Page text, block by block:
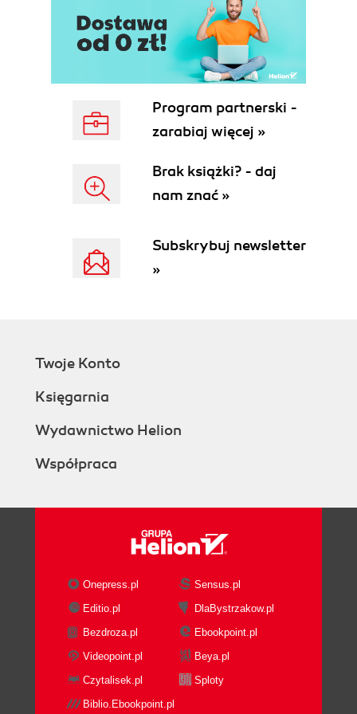
Program partnerski -
zarabiaj więcej »
Brak książki? - daj
nam znać »
Subskrybuj newsletter
»
Twoje Konto
Księgarnia
Wydawnictwo Helion
Współpraca
Onepress.pl
Sensus.pl
Editio.pl
DlaBystrzakow.pl
Bezdroza.pl
Ebookpoint.pl
Videopoint.pl
Beya.pl
Czytalisek.pl
Sploty
Biblio.Ebookpoint.pl